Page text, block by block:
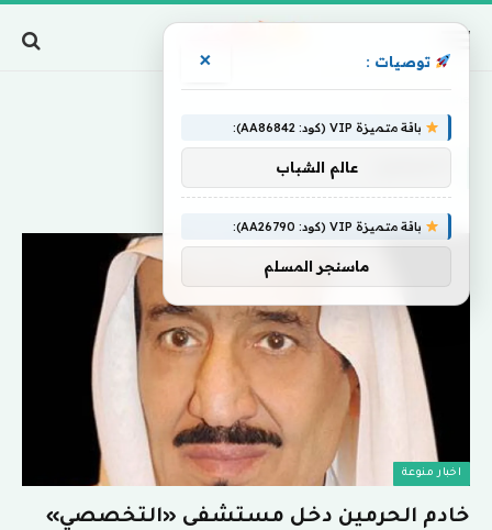
اخبار منوعة
خادم الحرمين دخل مستشفى «التخصصي»
توصيات : ×
باقة متميزة VIP (كود: AA86842):
عالم الشباب
باقة متميزة VIP (كود: AA26790):
ماسنجر المسلم